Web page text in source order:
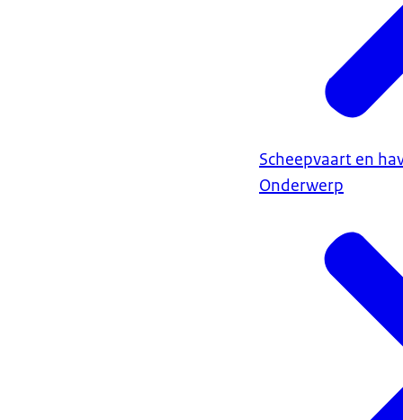
Scheepvaart en
Onderwerp